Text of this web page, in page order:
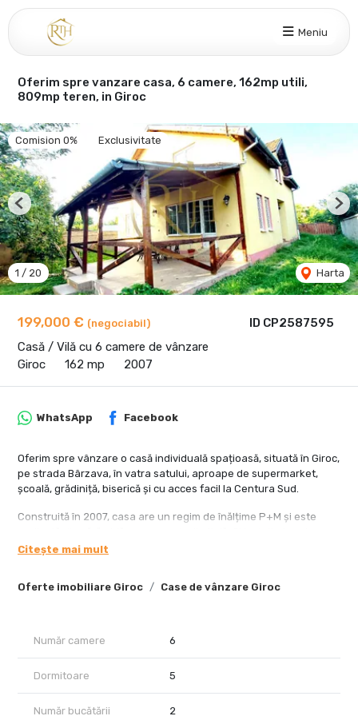
Meniu
Oferim spre vanzare casa, 6 camere, 162mp utili,
809mp teren, in Giroc
ID CP2587595
199,000 € (negociabil)
Casă / Vilă cu 6 camere de vânzare
Giroc
162 mp 2007
Comision 0% Exclusivitate
1 / 20 Harta
Previous
Oferte imobiliare Giroc Case de vânzare Giroc
WhatsApp Facebook
Oferim spre vânzare o casă individuală spațioasă, situată în Giroc,
pe strada Bârzava, în vatra satului, aproape de supermarket,
școală, grădiniță, biserică și cu acces facil la Centura Sud.
Construită în 2007, casa are un regim de înălțime P+M și este
Compartimentarea este ideală pentru o familie numeroasă sau
asemenea, beneficiază de două garaje cu acces direct în casă și
mp. Accesul in casa se poate face si separat, casa avand si
Citește mai mult
Număr camere 6
Dormitoare 5
Număr bucătării 2